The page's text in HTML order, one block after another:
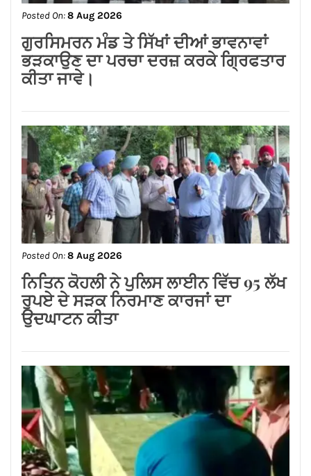
Posted On:8 Aug 2026
ਗੁਰਸਿਮਰਨ ਮੰਡ ਤੇ ਸਿੱਖਾਂ ਦੀਆਂ ਭਾਵਨਾਵਾਂ
ਭੜਕਾਉਣ ਦਾ ਪਰਚਾ ਦਰਜ਼ ਕਰਕੇ ਗ੍ਰਿਫਤਾਰ
ਕੀਤਾ ਜਾਵੇ।
Posted On:8 Aug 2026
ਨਿਤਿਨ ਕੋਹਲੀ ਨੇ ਪੁਲਿਸ ਲਾਈਨ ਵਿੱਚ 95 ਲੱਖ
ਰੁਪਏ ਦੇ ਸੜਕ ਨਿਰਮਾਣ ਕਾਰਜਾਂ ਦਾ
ਉਦਘਾਟਨ ਕੀਤਾ